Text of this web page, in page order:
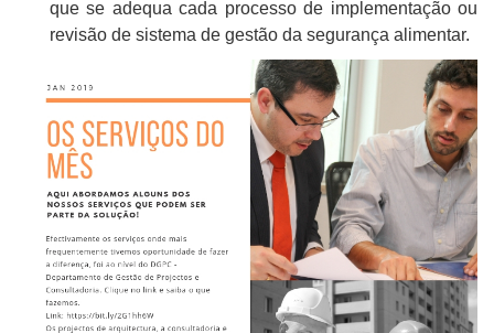
que se adequa cada processo de implementação ou
revisão de sistema de gestão da segurança alimentar.